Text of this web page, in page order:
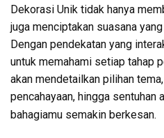
Dekorasi Unik tidak hanya
juga menciptakan suasana
Dengan pendekatan yang
untuk memahami setiap tahap
akan mendetailkan pilihan
pencahayaan, hingga sentuhan
bahagiamu semakin berkesan.